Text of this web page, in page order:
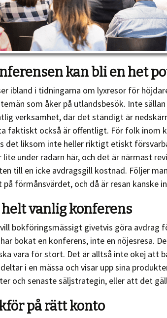
kan bli en het
ibland i tidningarna om lyxresor för
som åker på utlandsbesök. Inte
verksamhet, där det ständigt är
faktiskt också är offentligt. För folk inom
det liksom inte heller riktigt etiskt
lite under radarn här, och det är närmast
till en icke avdragsgill kostnad. Följer
förmånsvärdet, och då är resan kanske
helt vanlig konferens
bokföringsmässigt givetvis göra avdrag
bokat en konferens, inte en nöjesresa.
vara för stort. Det är alltså inte okej att
i en mässa och visar upp sina
och senaste säljstrategin, eller att det
på rätt konto